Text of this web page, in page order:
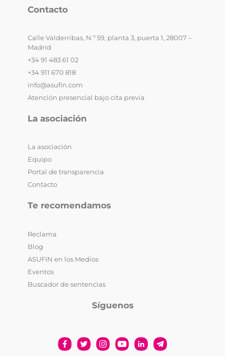
Contacto
Calle Valderribas, N.º 59, planta 3, puerta 1, 28007 –
Madrid
+34 91 483 61 02
+34 911 670 818
info@asufin.com
Atención presencial bajo cita previa
La asociación
La asociación
Equipo
Portal de transparencia
Contacto
Te recomendamos
Reclama
Blog
ASUFIN en los Medios
Eventos
Buscador de sentencias
Síguenos